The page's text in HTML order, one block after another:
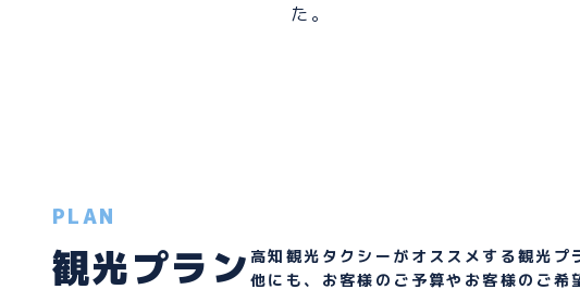
た。
PLAN
観光プラン 高知観光タクシーがオススメする観光プ
他にも、お客様のご予算やお客様のご希